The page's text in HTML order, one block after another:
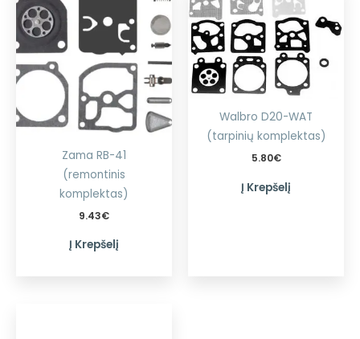
Zama RB-41
(remontinis
komplektas)
9.43€
Į Krepšelį
Walbro D20-WAT
(tarpinių komplektas)
5.80€
Į Krepšelį